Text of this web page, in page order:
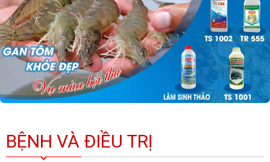
BỆNH VÀ ĐIỀU TRỊ